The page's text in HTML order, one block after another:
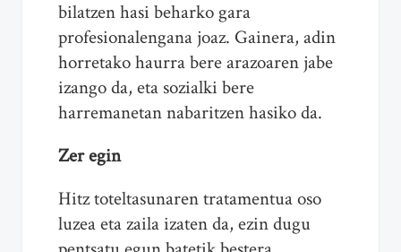
bilatzen hasi beharko gara
profesionalengana joaz. Gainera, adin
horretako haurra bere arazoaren jabe
izango da, eta sozialki bere
harremanetan nabaritzen hasiko da.
Zer egin
Hitz toteltasunaren tratamentua oso
luzea eta zaila izaten da, ezin dugu